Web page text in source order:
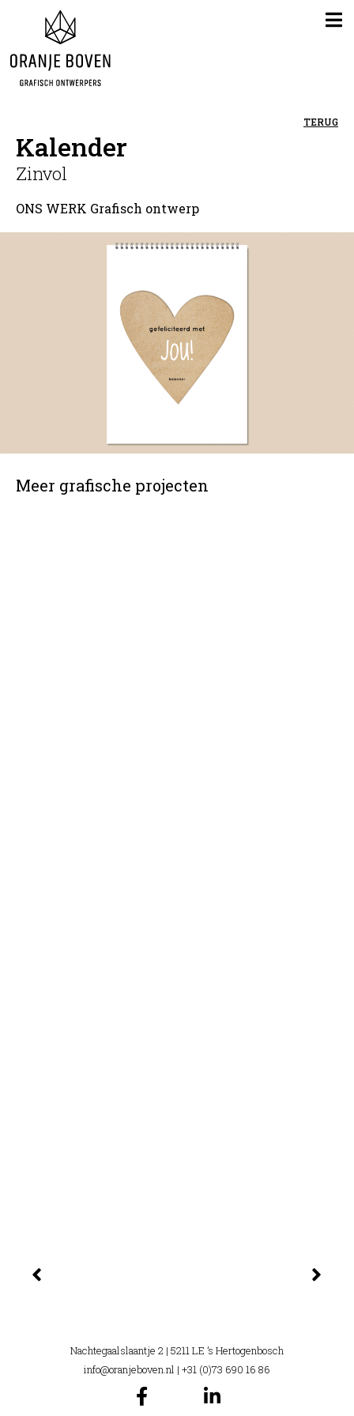
Kalender
TERUG
Zinvol
ONS WERK Grafisch ontwerp
Meer grafische projecten
Nachtegaalslaantje 2 | 5211 LE ’s Hertogenbosch
info@oranjeboven.nl | +31 (0)73 690 16 86